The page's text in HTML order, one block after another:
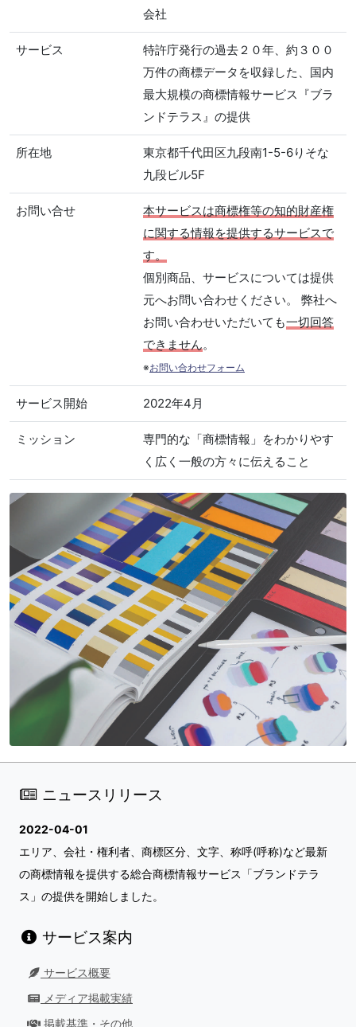
会社
サービス
特許庁発行の過去２０年、約３００
万件の商標データを収録した、国内
最大規模の商標情報サービス『ブラ
ンドテラス』の提供
所在地
東京都千代田区九段南1-5-6りそな
九段ビル5F
お問い合せ
本サービスは商標権等の知的財産権
に関する情報を提供するサービスで
す。
個別商品、サービスについては提供
元へお問い合わせください。 弊社へ
お問い合わせいただいても一切回答
できません。
※お問い合わせフォーム
サービス開始 2022年4月
ミッション
専門的な「商標情報」をわかりやす
く広く一般の方々に伝えること
ニュースリリース
2022-04-01
エリア、会社・権利者、商標区分、文字、称呼(呼称)など最新
の商標情報を提供する総合商標情報サービス「ブランドテラ
ス」の提供を開始しました。
サービス案内
サービス概要
メディア掲載実績
掲載基準・その他